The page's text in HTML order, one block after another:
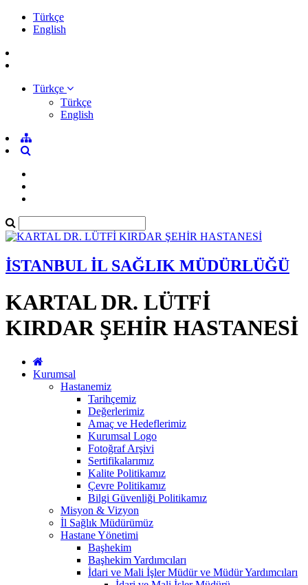
Türkçe
English
Türkçe
Türkçe
English
İSTANBUL İL SAĞLIK MÜDÜRLÜĞÜ
KARTAL DR. LÜTFİ
KIRDAR ŞEHİR HASTANESİ
Kurumsal
Hastanemiz
Tarihçemiz
Değerlerimiz
Amaç ve Hedeflerimiz
Kurumsal Logo
Fotoğraf Arşivi
Sertifikalarımız
Kalite Politikamız
Çevre Politikamız
Bilgi Güvenliği Politikamız
Misyon & Vizyon
İl Sağlık Müdürümüz
Hastane Yönetimi
Başhekim
Başhekim Yardımcıları
İdari ve Mali İşler Müdür ve Müdür Yardımcıları